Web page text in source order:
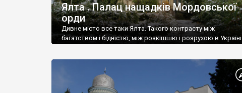
Ялта . Палац нащадків Мордовської
орди
Дивне місто все таки Ялта. Такого контрасту між
багатством і бідністю, між розкішшю і розрухою в Україні